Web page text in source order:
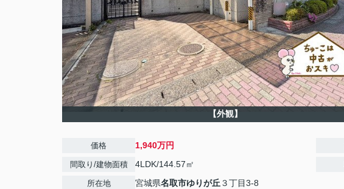
【外観】
価格 1,940万円
間取り/建物面積 4LDK/144.57㎡
所在地 宮城県名取市ゆりが丘 ３丁目3-8